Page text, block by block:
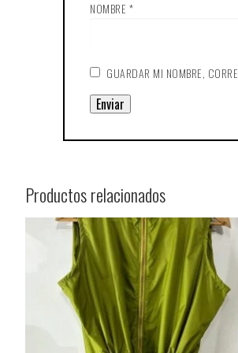
NOMBRE *
GUARDAR MI NOMBRE,
Productos relacionados